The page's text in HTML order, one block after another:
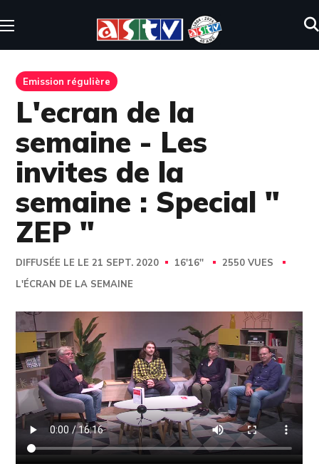
Emission régulière
L'ecran de la
semaine - Les
invites de la
semaine : Special "
ZEP "
DIFFUSÉE LE LE 21 SEPT. 2020 16'16''
2550 VUES
L'ÉCRAN DE LA SEMAINE